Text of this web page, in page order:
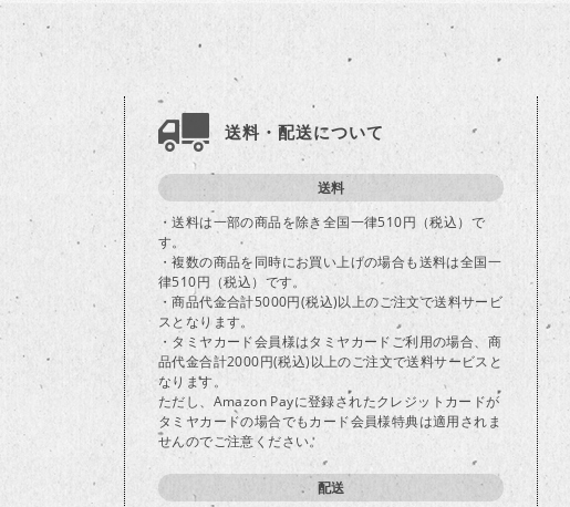
送料・配送について
送料
・送料は一部の商品を除き全国一律510円（税込）で
す。
・複数の商品を同時にお買い上げの場合も送料は全国一
律510円（税込）です。
・商品代金合計5000円(税込)以上のご注文で送料サービ
スとなります。
・タミヤカード会員様はタミヤカードご利用の場合、商
品代金合計2000円(税込)以上のご注文で送料サービスと
なります。
ただし、Amazon Payに登録されたクレジットカードが
タミヤカードの場合でもカード会員様特典は適用されま
せんのでご注意ください。
配送